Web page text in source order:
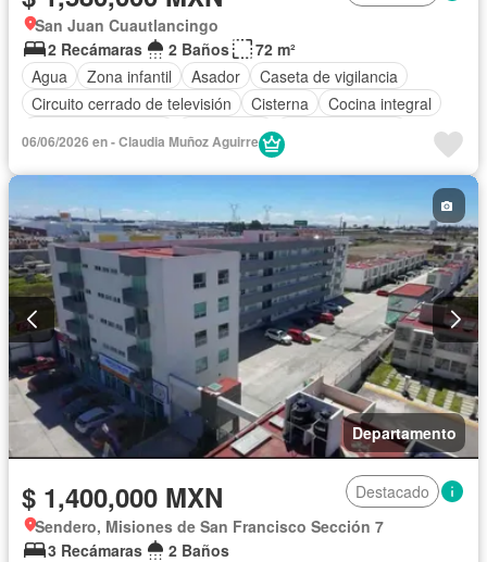
San Juan Cuautlancingo
2 Recámaras
2 Baños
72 m²
Agua
Zona infantil Asador
Caseta de vigilancia
Circuito cerrado de televisión
Cisterna
Cocina integral
Electricidad
Seguridad
Televisión por cable
Sin amueblar
06/06/2026 en - Claudia Muñoz Aguirre
Departamento
$ 1,400,000 MXN
Destacado
Sendero, Misiones de San Francisco Sección 7
3 Recámaras
2 Baños